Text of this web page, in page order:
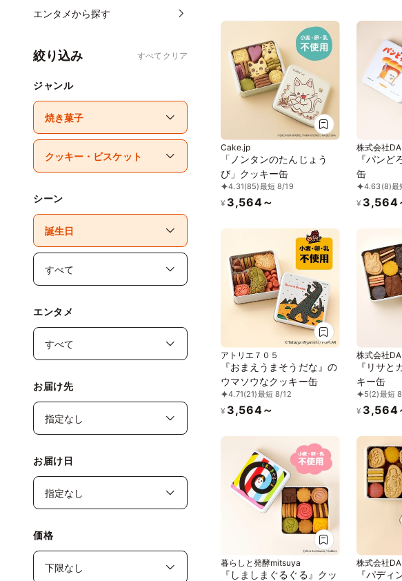
エンタメから探す
絞り込み すべてクリア
ジャンル
シーン
エンタメ
お届け先
お届け日
価格
Cake.jp
「ノンタンのたんじょう
び」クッキー缶
4.31(85)最短 8/19
¥ 3,564～
株式会社
『パンど
缶
4.63 (8)最
¥ 3,564
アトリエ７０５
『おまえうまそうだな』の
ウマソウなクッキー缶
4.71(21)最短 8/12
¥ 3,564～
株式会社
『リサと
キー缶
5(2)最短
¥ 3,564
暮らしと発酵mitsuya
『しましまぐるぐる』クッ
株式会社
『パディ